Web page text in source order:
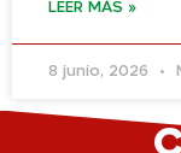
LEER MÁS »
8 junio, 2026